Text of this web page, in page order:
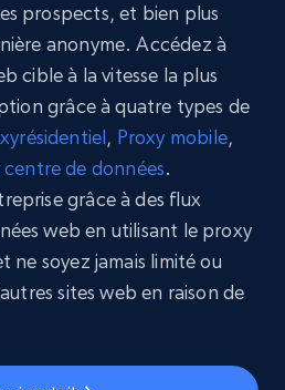
prospects, et bien plus
anonyme. Accédez à
cible à la vitesse la plus
grâce à quatre types de
résidentiel, Proxy mobile,
centre de données.
grâce à des flux
web en utilisant le proxy
ne soyez jamais limité ou
sites web en raison de